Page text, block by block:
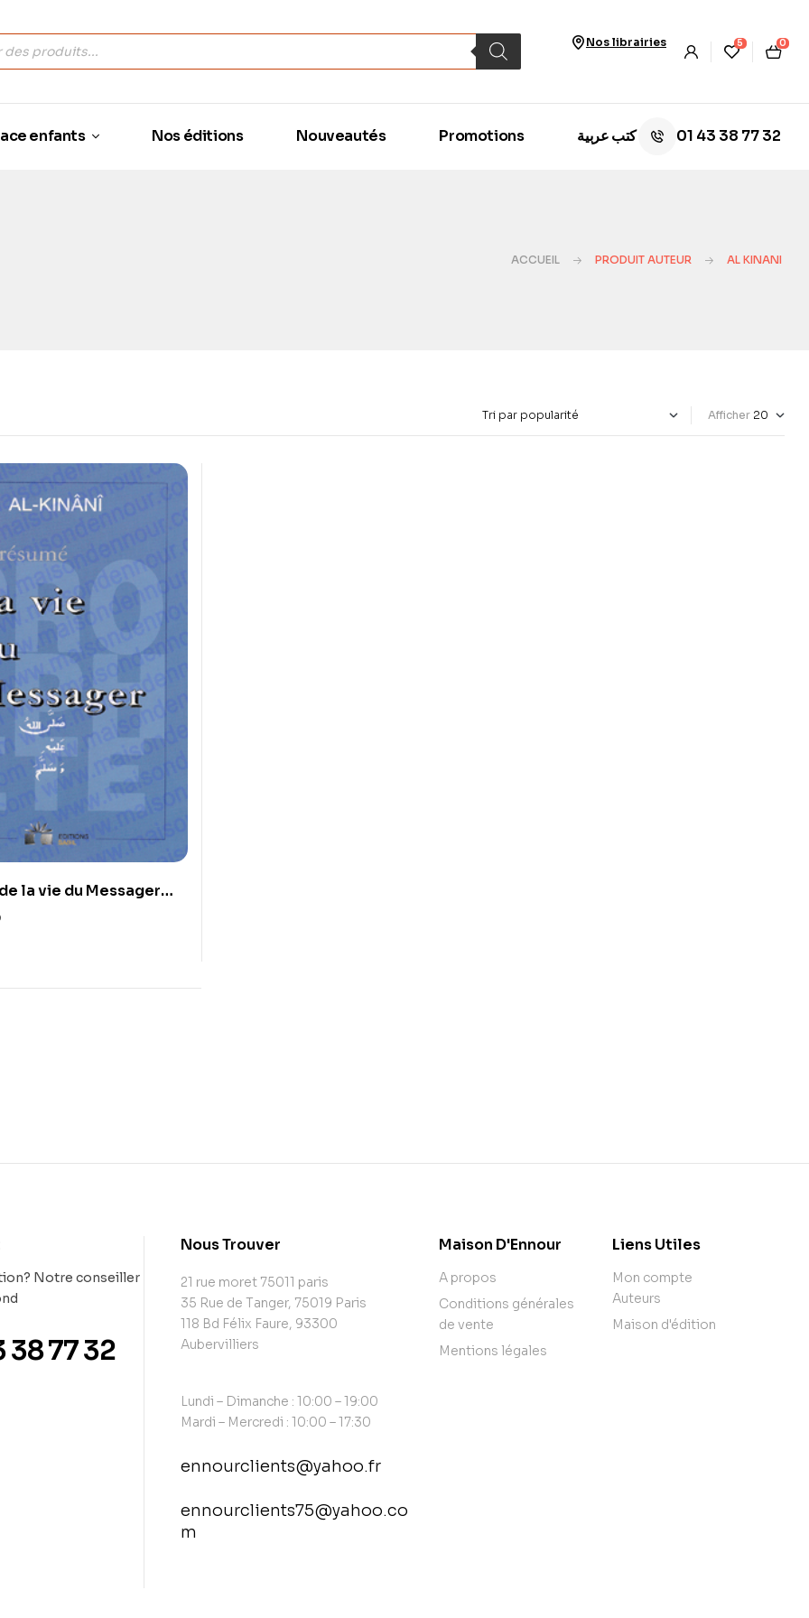
Nos librairies 5 0
enfants Nos éditions Nouveautés Promotions كتب عربية 01 43 38 77 32
ACCUEIL PRODUIT AUTEUR AL KINANI
Afficher
la vie du Messager
Notre conseiller
38 77 32
Nous Trouver
21 rue moret 75011 paris
35 Rue de Tanger, 75019 Paris
118 Bd Félix Faure, 93300
Aubervilliers
Lundi – Dimanche : 10:00 – 19:00
Mardi – Mercredi : 10:00 – 17:30
ennourclients@yahoo.fr
ennourclients75@yahoo.co
m
Maison D'Ennour
A propos
Conditions générales
de vente
Mentions légales
Liens Utiles
Mon compte
Auteurs
Maison d'édition